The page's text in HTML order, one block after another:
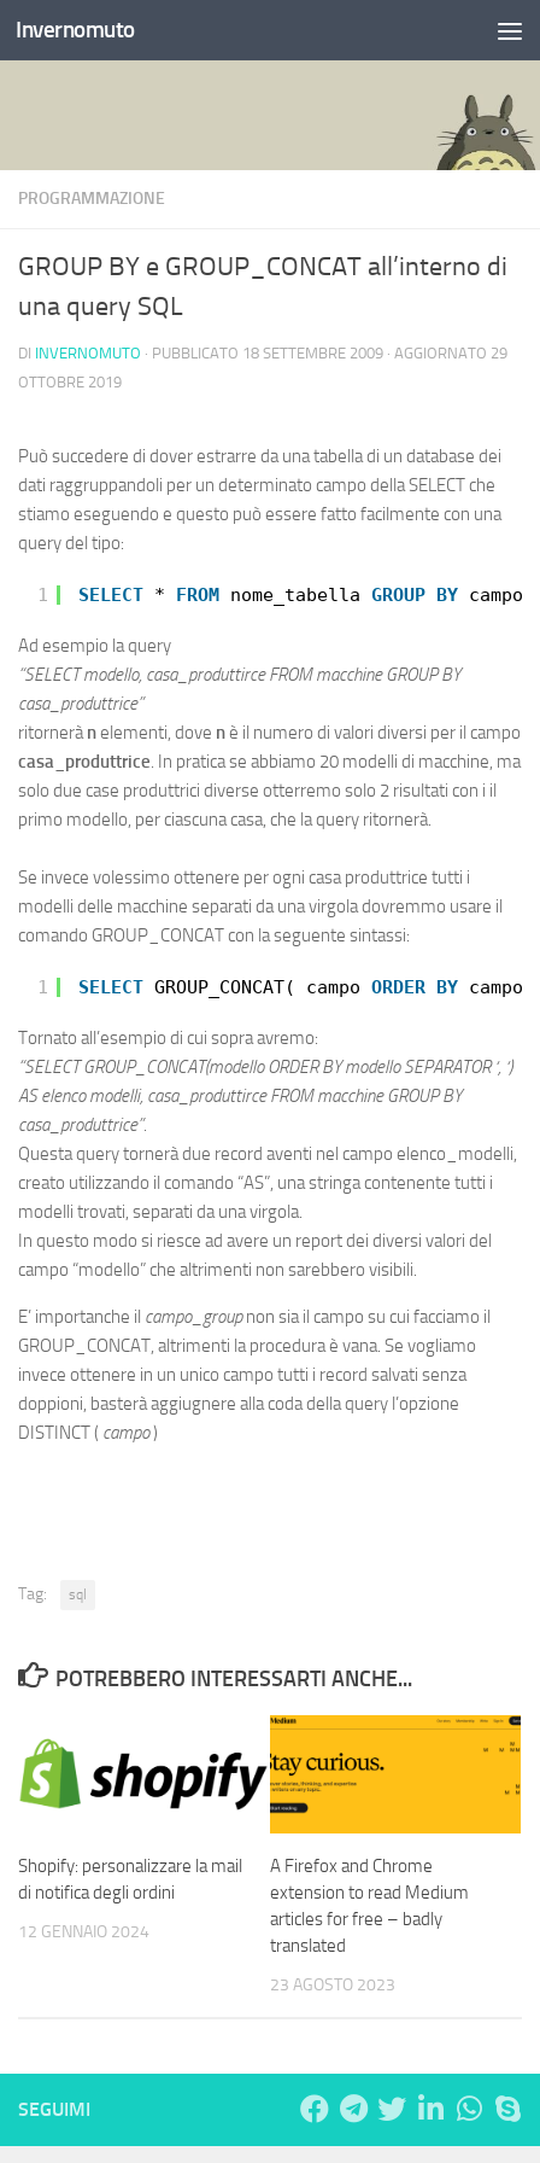
Salta al contenuto
Invernomuto
PROGRAMMAZIONE
GROUP BY e GROUP_CONCAT all’interno di
una query SQL
DI INVERNOMUTO · PUBBLICATO 18 SETTEMBRE 2009 · AGGIORNATO 29
OTTOBRE 2019
Può succedere di dover estrarre da una tabella di un database dei
dati raggruppandoli per un determinato campo della SELECT che
stiamo eseguendo e questo può essere fatto facilmente con una
query del tipo:
1 SELECT * FROM nome_tabella GROUP BY
Ad esempio la query
“SELECT modello, casa_produttirce FROM macchine GROUP BY
casa_produttrice”
ritornerànelementi, dove nè il numero di valori diversi per il campo
casa_produttrice. In pratica se abbiamo 20 modelli di macchine, ma
solo due case produttrici diverse otterremo solo 2 risultati con i il
primo modello, per ciascuna casa, che la query ritornerà.
Se invece volessimo ottenere per ogni casa produttrice tutti i
modelli delle macchine separati da una virgola dovremmo usare il
comando GROUP_CONCAT con la seguente sintassi:
1 SELECT GROUP_CONCAT( campo ORDER BY
Tornato all’esempio di cui sopra avremo:
“SELECT GROUP_CONCAT(modello ORDER BY modello SEPARATOR ‘, ‘)
AS elenco modelli, casa_produttirce FROM macchine GROUP BY
casa_produttrice”.
Questa query tornerà due record aventi nel campo elenco_modelli,
creato utilizzando il comando “AS”, una stringa contenente tutti i
modelli trovati, separati da una virgola.
In questo modo si riesce ad avere un report dei diversi valori del
campo “modello” che altrimenti non sarebbero visibili.
E’ importanche il campo_groupnon sia il campo su cui facciamo il
GROUP_CONCAT, altrimenti la procedura è vana. Se vogliamo
invece ottenere in un unico campo tutti i record salvati senza
doppioni, basterà aggiugnere alla coda della query l’opzione
DISTINCT ( campo)
Tag: sql
POTREBBERO INTERESSARTI ANCHE...
Shopify: personalizzare la mail
di notifica degli ordini
12 GENNAIO 2024
A Firefox and Chrome
extension to read Medium
articles for free – badly
translated
23 AGOSTO 2023
SEGUIMI